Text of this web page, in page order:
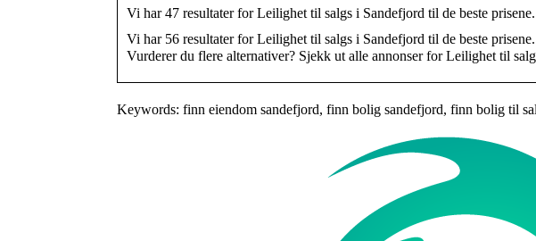
Vi har 47 resultater for Leilighet til salgs i Sandefjord til de beste
Vi har 56 resultater for Leilighet til salgs i Sandefjord til de beste
Vurderer du flere alternativer? Sjekk ut alle annonser for Leilighet til
Keywords: finn eiendom sandefjord, finn bolig sandefjord, finn bolig til